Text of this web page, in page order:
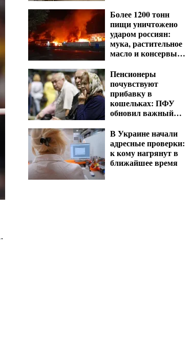
Более 1200 тонн
пищи уничтожено
ударом россиян:
мука, растительное
масло и консервы
полок
Пенсионеры
почувствуют
прибавку в
кошельках: ПФУ
обновил важный
расчета выплат
В Украине начали
адресные проверки:
к кому нагрянут в
ближайшее время